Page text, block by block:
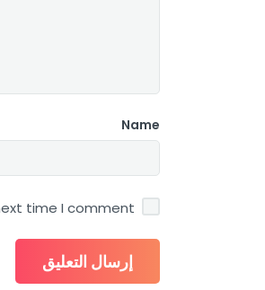
Name
time I comment.